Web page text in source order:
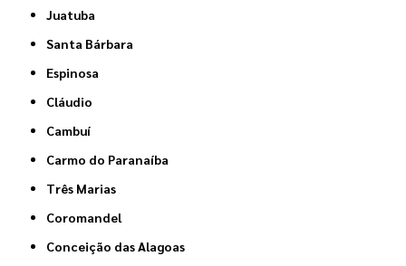
Juatuba
Santa Bárbara
Espinosa
Cláudio
Cambuí
Carmo do Paranaíba
Três Marias
Coromandel
Conceição das Alagoas